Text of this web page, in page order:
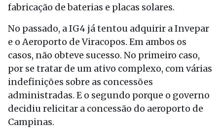
fabricação de baterias e placas solares.
No passado, a IG4 já tentou adquirir a Invepar
e o Aeroporto de Viracopos. Em ambos os
casos, não obteve sucesso. No primeiro caso,
por se tratar de um ativo complexo, com várias
indefinições sobre as concessões
administradas. E o segundo porque o governo
decidiu relicitar a concessão do aeroporto de
Campinas.